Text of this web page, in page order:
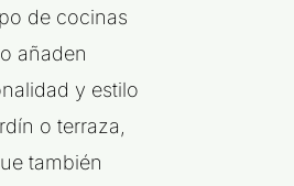
de cocinas
añaden
y estilo
o terraza,
también